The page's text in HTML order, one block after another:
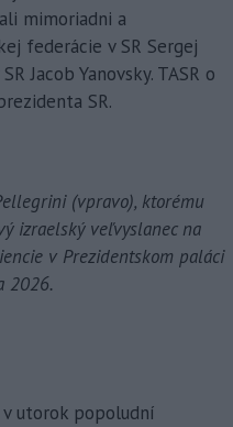
mimoriadni a
federácie v SR Sergej
Jacob Yanovsky. TASR o
SR.
(vpravo), ktorému
izraelský veľvyslanec na
v Prezidentskom paláci
2026.
utorok popoludní